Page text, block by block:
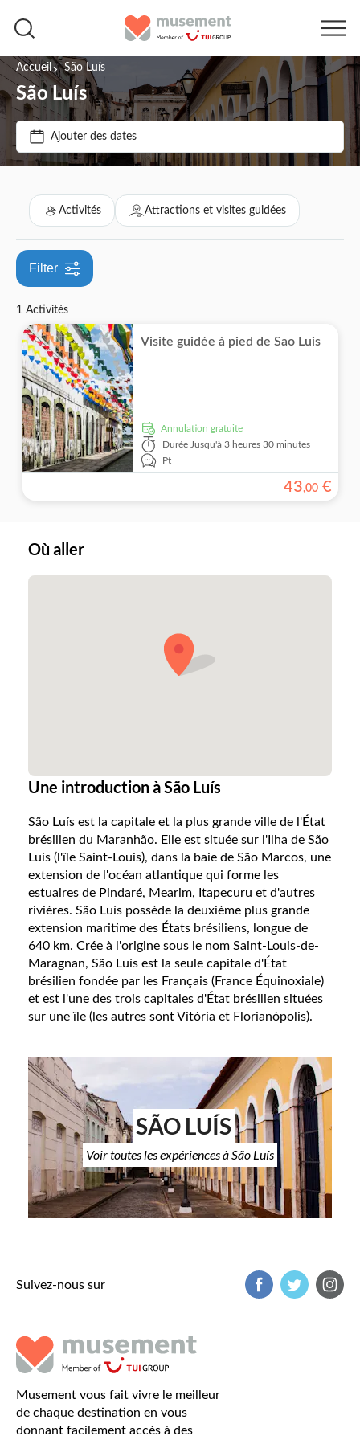
Accueil São Luís
São Luís
Ajouter des dates
Prix par adulte
Options de billets
Annulation gratuite
Confirmation instantanée
Catégories
Attractions et visites guidées
Monuments
Activités Attractions et visites guidées
Filter
1 Activités
Visite guidée à pied de Sao Luis
Annulation gratuite
Durée Jusqu'à 3 heures 30 minutes
Pt
43,00 €
Où aller
Une introduction à São Luís
São Luís est la capitale et la plus grande ville de l'État
brésilien du Maranhão. Elle est située sur l'Ilha de São
Luís (l'île Saint-Louis), dans la baie de São Marcos, une
extension de l'océan atlantique qui forme les
estuaires de Pindaré, Mearim, Itapecuru et d'autres
rivières. São Luís possède la deuxième plus grande
extension maritime des États brésiliens, longue de
640 km. Crée à l'origine sous le nom Saint-Louis-de-
Maragnan, São Luís est la seule capitale d'État
brésilien fondée par les Français (France Équinoxiale)
et est l'une des trois capitales d'État brésilien situées
sur une île (les autres sont Vitória et Florianópolis).
SÃO LUÍS
Voir toutes les expériences à São Luís
Suivez-nous sur
Musement vous fait vivre le meilleur
de chaque destination en vous
donnant facilement accès à des